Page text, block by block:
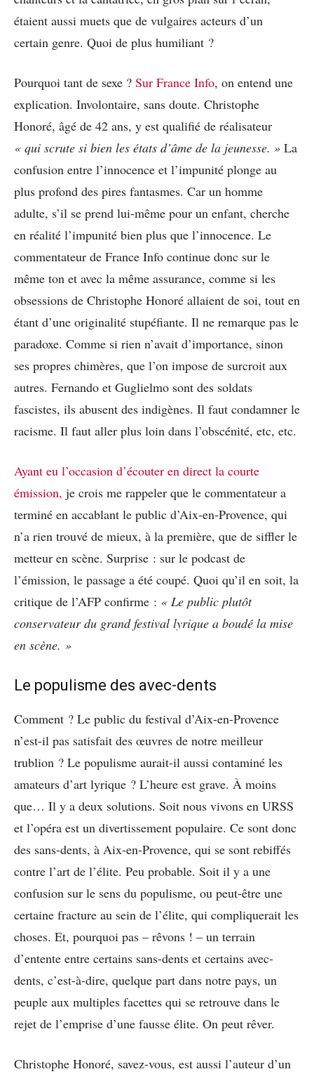
étaient aussi muets que de vulgaires acteurs d’un
certain genre. Quoi de plus humiliant ?
Pourquoi tant de sexe ? Sur France Info, on entend une
explication. Involontaire, sans doute. Christophe
Honoré, âgé de 42 ans, y est qualifié de réalisateur
« qui scrute si bien les états d’âme de la jeunesse. » La
confusion entre l’innocence et l’impunité plonge au
plus profond des pires fantasmes. Car un homme
adulte, s’il se prend lui-même pour un enfant, cherche
en réalité l’impunité bien plus que l’innocence. Le
commentateur de France Info continue donc sur le
même ton et avec la même assurance, comme si les
obsessions de Christophe Honoré allaient de soi, tout en
étant d’une originalité stupéfiante. Il ne remarque pas le
paradoxe. Comme si rien n’avait d’importance, sinon
ses propres chimères, que l’on impose de surcroit aux
autres. Fernando et Guglielmo sont des soldats
fascistes, ils abusent des indigènes. Il faut condamner le
racisme. Il faut aller plus loin dans l’obscénité, etc, etc.
Ayant eu l’occasion d’écouter en direct la courte
émission, je crois me rappeler que le commentateur a
terminé en accablant le public d’Aix-en-Provence, qui
n’a rien trouvé de mieux, à la première, que de siffler le
metteur en scène. Surprise : sur le podcast de
l’émission, le passage a été coupé. Quoi qu’il en soit, la
critique de l’AFP confirme : « Le public plutôt
conservateur du grand festival lyrique a boudé la mise
en scène. »
Le populisme des avec-dents
Comment ? Le public du festival d’Aix-en-Provence
n’est-il pas satisfait des œuvres de notre meilleur
trublion ? Le populisme aurait-il aussi contaminé les
amateurs d’art lyrique ? L’heure est grave. À moins
que… Il y a deux solutions. Soit nous vivons en URSS
et l’opéra est un divertissement populaire. Ce sont donc
des sans-dents, à Aix-en-Provence, qui se sont rebiffés
contre l’art de l’élite. Peu probable. Soit il y a une
confusion sur le sens du populisme, ou peut-être une
certaine fracture au sein de l’élite, qui compliquerait les
choses. Et, pourquoi pas – rêvons ! – un terrain
d’entente entre certains sans-dents et certains avec-
dents, c’est-à-dire, quelque part dans notre pays, un
peuple aux multiples facettes qui se retrouve dans le
rejet de l’emprise d’une fausse élite. On peut rêver.
Christophe Honoré, savez-vous, est aussi l’auteur d’un